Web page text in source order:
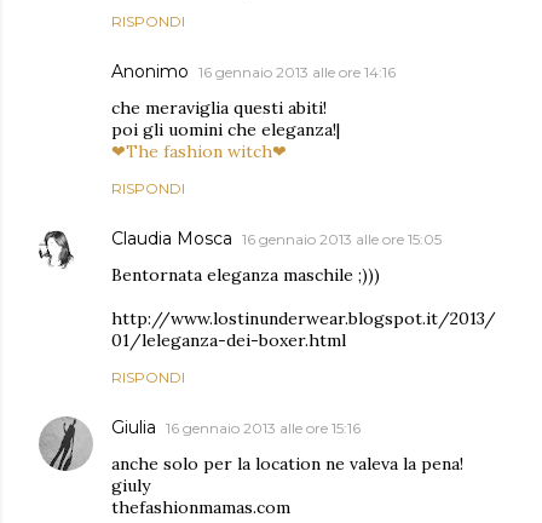
RISPONDI
Anonimo 16 gennaio 2013 alle ore 14:16
che meraviglia questi abiti!
poi gli uomini che eleganza!|
❤The fashion witch❤
RISPONDI
Claudia Mosca 16 gennaio 2013 alle ore 15:05
Bentornata eleganza maschile ;)))
http://www.lostinunderwear.blogspot.it/2013/
01/leleganza-dei-boxer.html
RISPONDI
Giulia 16 gennaio 2013 alle ore 15:16
anche solo per la location ne valeva la pena!
giuly
thefashionmamas.com